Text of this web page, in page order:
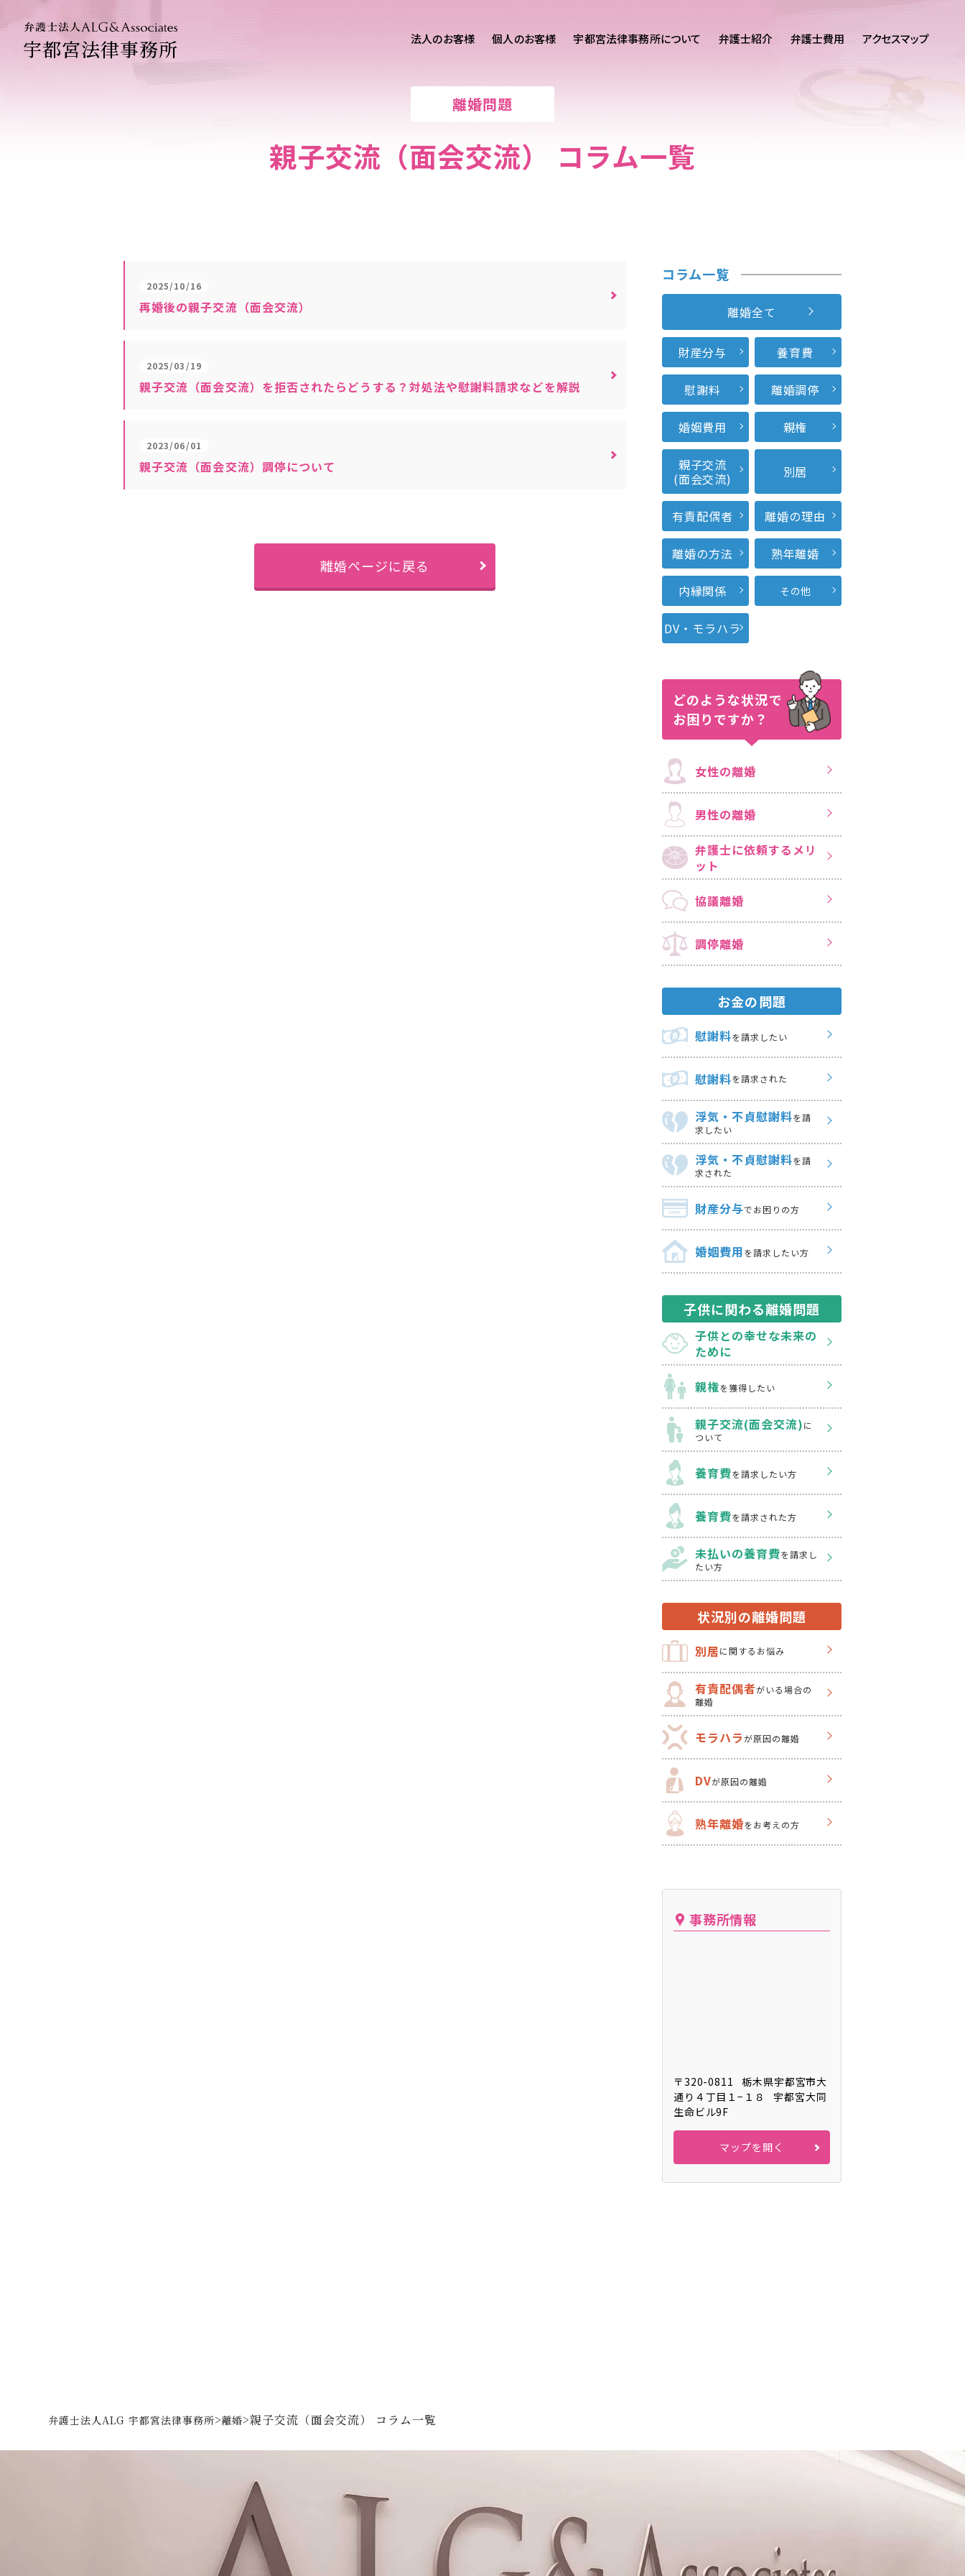
宇都宮法律事務所 法人のお客様 個人のお客様
個人のお客様ご相談
離婚問題 刑事事件
宇都宮法律事務所について 弁護士紹介 弁護士費用 アクセスマップ
離婚問題
親子交流（面会交流） コラム一覧
2025/10/16
再婚後の親子交流（面会交流）
2025/03/19
親子交流（面会交流）を拒否されたらどうする？対処法や慰謝料請求などを解説
2023/06/01
親子交流（面会交流）調停について
離婚ページに戻る
コラム一覧
離婚全て
財産分与 養育費
慰謝料 離婚調停
婚姻費用 親権
親子交流
(面会交流)
別居
有責配偶者 離婚の理由
離婚の方法 熟年離婚
内縁関係 その他
DV・モラハラ
どのような状況で
お困りですか？
女性の離婚
男性の離婚
弁護士に依頼するメリ
ット
協議離婚
調停離婚
お金の問題
慰謝料を請求したい
慰謝料を請求された
浮気・不貞慰謝料を請
求したい
浮気・不貞慰謝料を請
求された
財産分与でお困りの方
婚姻費用を請求したい方
子供に関わる離婚問題
子供との幸せな未来の
ために
親権を獲得したい
親子交流(面会交流)に
ついて
養育費を請求したい方
養育費を請求された方
未払いの養育費を請求し
たい方
状況別の離婚問題
別居に関するお悩み
有責配偶者がいる場合の
離婚
モラハラが原因の離婚
DVが原因の離婚
熟年離婚をお考えの方
事務所情報
〒320-0811
栃木県宇都宮市大
通り４丁目１−１８
宇都宮大同
生命ビル9F
マップを開く
弁護士法人ALG 宇都宮法律事務所>離婚>親子交流（面会交流） コラム一覧